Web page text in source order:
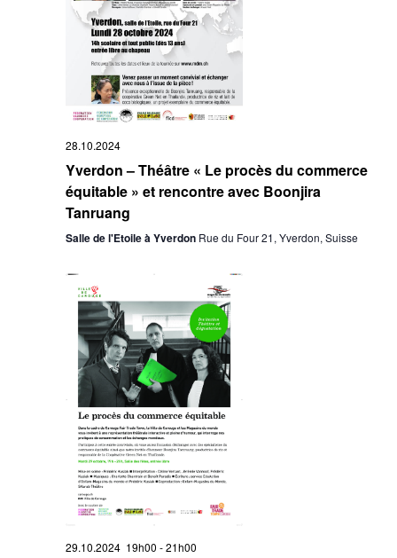
28.10.2024
Yverdon – Théâtre « Le procès du commerce
équitable » et rencontre avec Boonjira
Tanruang
Salle de l'Etoile à Yverdon Rue du Four 21, Yverdon, Suisse
29.10.2024 19h00 -21h00